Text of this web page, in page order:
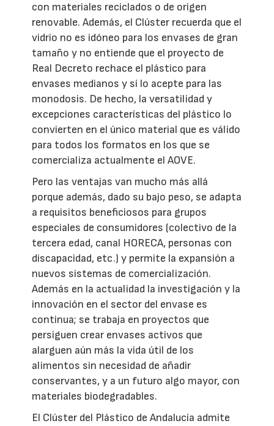
con materiales reciclados o de origen
renovable. Además, el Clúster recuerda que el
vidrio no es idóneo para los envases de gran
tamaño y no entiende que el proyecto de
Real Decreto rechace el plástico para
envases medianos y sí lo acepte para las
monodosis. De hecho, la versatilidad y
excepciones características del plástico lo
convierten en el único material que es válido
para todos los formatos en los que se
comercializa actualmente el AOVE.
Pero las ventajas van mucho más allá
porque además, dado su bajo peso, se adapta
a requisitos beneficiosos para grupos
especiales de consumidores (colectivo de la
tercera edad, canal HORECA, personas con
discapacidad, etc.) y permite la expansión a
nuevos sistemas de comercialización.
Además en la actualidad la investigación y la
innovación en el sector del envase es
continua; se trabaja en proyectos que
persiguen crear envases activos que
alarguen aún más la vida útil de los
alimentos sin necesidad de añadir
conservantes, y a un futuro algo mayor, con
materiales biodegradables.
El Clúster del Plástico de Andalucía admite